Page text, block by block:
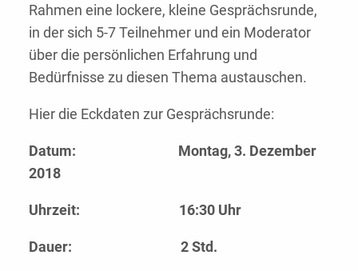
Rahmen eine lockere, kleine Gesprächsrunde,
in der sich 5-7 Teilnehmer und ein Moderator
über die persönlichen Erfahrung und
Bedürfnisse zu diesen Thema austauschen.
Hier die Eckdaten zur Gesprächsrunde:
Datum:
Montag, 3. Dezember
2018
Uhrzeit: 16:30 Uhr
Dauer: 2 Std.